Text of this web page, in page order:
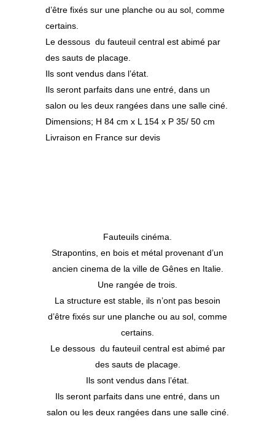
d’être fixés sur une planche ou au sol, comme
certains.
Le dessous du fauteuil central est abimé par
des sauts de placage.
Ils sont vendus dans l’état.
Ils seront parfaits dans une entré, dans un
salon ou les deux rangées dans une salle ciné.
Dimensions; H 84 cm x L 154 x P 35/ 50 cm
Livraison en France sur devis
Fauteuils cinéma.
Strapontins, en bois et métal provenant d’un
ancien cinema de la ville de Gênes en Italie.
Une rangée de trois.
La structure est stable, ils n’ont pas besoin
d’être fixés sur une planche ou au sol, comme
certains.
Le dessous du fauteuil central est abimé par
des sauts de placage.
Ils sont vendus dans l’état.
Ils seront parfaits dans une entré, dans un
salon ou les deux rangées dans une salle ciné.